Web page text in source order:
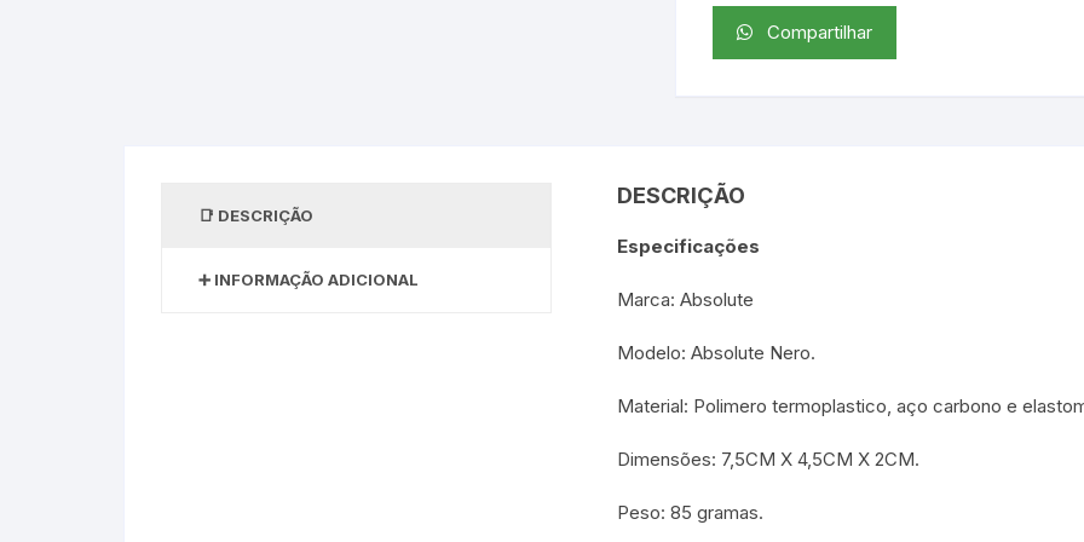
Compartilhar
DESCRIÇÃO
INFORMAÇÃO ADICIONAL
DESCRIÇÃO
Especificações
Marca: Absolute
Modelo: Absolute Nero.
Material: Polimero termoplastico, aço carbono e
Dimensões: 7,5CM X 4,5CM X 2CM.
Peso: 85 gramas.